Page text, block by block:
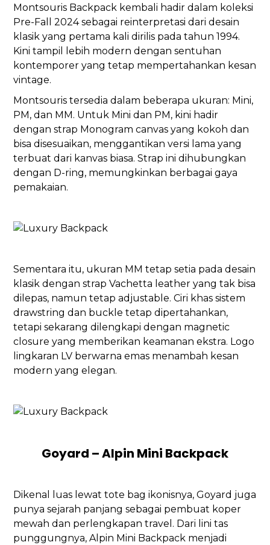
Montsouris Backpack kembali hadir dalam koleksi
Pre-Fall 2024 sebagai reinterpretasi dari desain
klasik yang pertama kali dirilis pada tahun 1994.
Kini tampil lebih modern dengan sentuhan
kontemporer yang tetap mempertahankan kesan
vintage.
Montsouris tersedia dalam beberapa ukuran: Mini,
PM, dan MM. Untuk Mini dan PM, kini hadir
dengan strap Monogram canvas yang kokoh dan
bisa disesuaikan, menggantikan versi lama yang
terbuat dari kanvas biasa. Strap ini dihubungkan
dengan D-ring, memungkinkan berbagai gaya
pemakaian.
Sementara itu, ukuran MM tetap setia pada desain
klasik dengan strap Vachetta leather yang tak bisa
dilepas, namun tetap adjustable. Ciri khas sistem
drawstring dan buckle tetap dipertahankan,
tetapi sekarang dilengkapi dengan magnetic
closure yang memberikan keamanan ekstra. Logo
lingkaran LV berwarna emas menambah kesan
modern yang elegan.
Goyard – Alpin Mini Backpack
Dikenal luas lewat tote bag ikonisnya, Goyard juga
punya sejarah panjang sebagai pembuat koper
mewah dan perlengkapan travel. Dari lini tas
punggungnya, Alpin Mini Backpack menjadi